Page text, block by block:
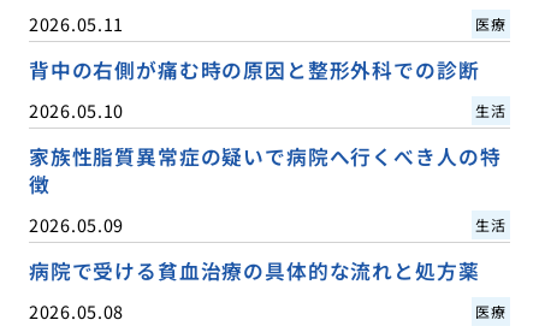
2026.05.11 医療
背中の右側が痛む時の原因と整形外科での診断
2026.05.10 生活
家族性脂質異常症の疑いで病院へ行くべき人の特
徴
2026.05.09 生活
病院で受ける貧血治療の具体的な流れと処方薬
2026.05.08 医療